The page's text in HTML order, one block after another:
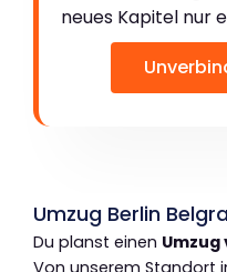
neues Kapitel nur
Umzug Berlin
Du planst einen Umzug
Von unserem Standort